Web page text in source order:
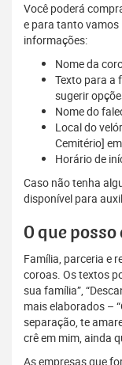
Você poderá
e para tanto
informações:
Nome da
Texto para a
sugerir
Nome do
Local do
Cemitério]
Horário de
Caso não tenha
disponível para
O que
Família, parceria e
coroas. Os textos
sua família”,
mais elaborados –
separação, te
crê em mim, ainda
As empresas que